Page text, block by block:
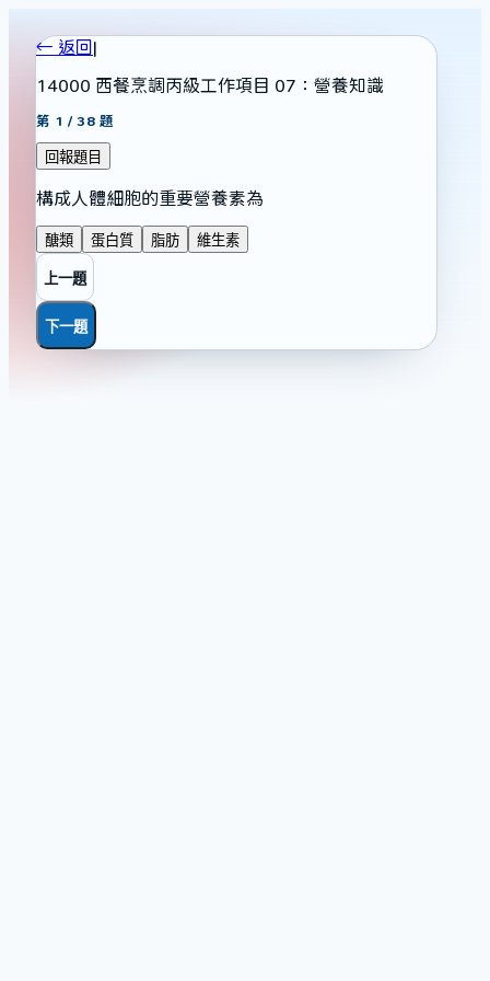
← 返回|
14000 西餐烹調丙級工作項目 07：營養知識
第 1 /38 題
回報題目
構成人體細胞的重要營養素為
醣類 蛋白質 脂肪 維生素
上一題
下一題